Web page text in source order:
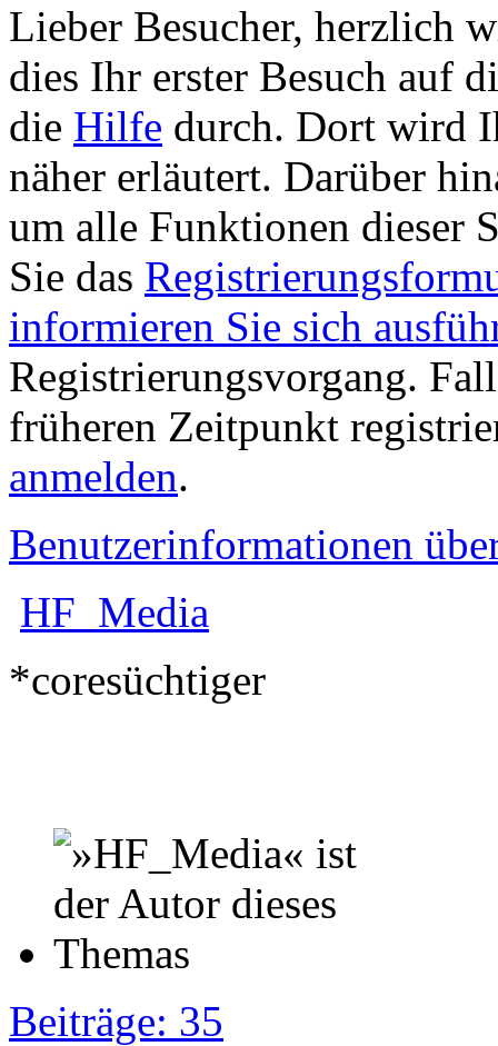
Lieber Besucher, herzlich
dies Ihr erster Besuch auf
die Hilfe durch. Dort wird
näher erläutert. Darüber
um alle Funktionen dieser
Sie das
informieren Sie sich
Registrierungsvorgang.
früheren Zeitpunkt
anmelden.
Benutzerinformationen
HF_Media
*coresüchtiger
Beiträge: 35